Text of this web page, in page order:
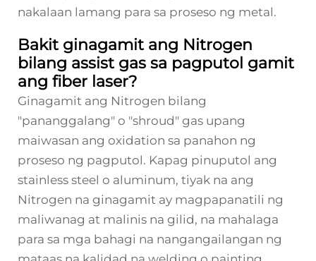
nakalaan lamang para sa proseso ng metal.
Bakit ginagamit ang Nitrogen
bilang assist gas sa pagputol gamit
ang fiber laser?
Ginagamit ang Nitrogen bilang
"pananggalang" o "shroud" gas upang
maiwasan ang oxidation sa panahon ng
proseso ng pagputol. Kapag pinuputol ang
stainless steel o aluminum, tiyak na ang
Nitrogen na ginagamit ay magpapanatili ng
maliwanag at malinis na gilid, na mahalaga
para sa mga bahagi na nangangailangan ng